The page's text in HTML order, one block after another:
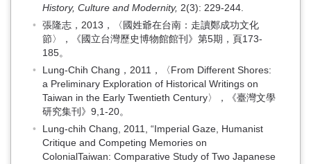
History, Culture and Modernity, 2(3): 229-244.
張隆志，2013，〈國姓爺在台南：走讀鄭成功文化
節〉，《國立台灣歷史博物館館刊》第5期，頁173-
185。
Lung-Chih Chang，2011，〈From Different Shores:
a Preliminary Exploration of Historical Writings on
Taiwan in the Early Twentieth Century〉，《臺灣文學
研究集刊》9,1-20。
Lung-chih Chang, 2011, “Imperial Gaze, Humanist
Critique and Competing Memories on
ColonialTaiwan: Comparative Study of Two Japanese